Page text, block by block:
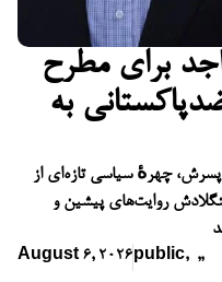
برای مطرح
به
چهرهٔ سیاسی تازه‌ای از
بنگلادش روایت‌های پیشین و
August 6, 2026 public, ,,